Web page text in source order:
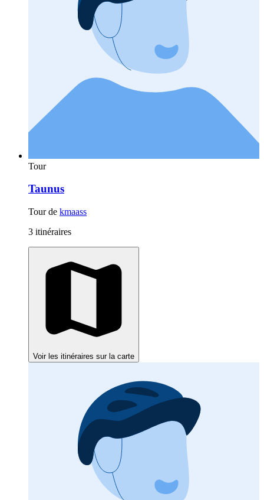
Tour
Taunus
Tour de kmaass
3 itinéraires
Voir les itinéraires sur la carte